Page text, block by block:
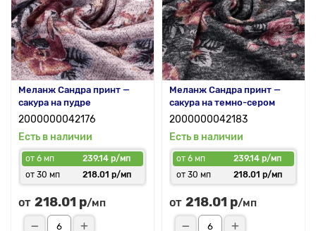
Меланж Сандра принт —
сакура на пудре
2000000042176
Есть в наличии
от 6 мп
239.14 р/мп
от 30 мп
218.01 р/мп
от 218.01 р/мп
Меланж Сандра принт —
сакура на темно-сером
2000000042183
Есть в наличии
от 6 мп
239.14 р/мп
от 30 мп
218.01 р/мп
от 218.01 р/мп